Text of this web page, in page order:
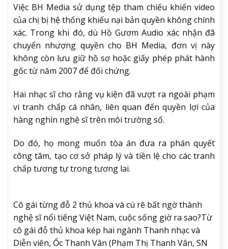
Việc BH Media sử dụng tệp tham chiếu khiến video
của chị bị hệ thống khiếu nại bản quyền không chính
xác. Trong khi đó, dù Hồ Gươm Audio xác nhận đã
chuyển nhượng quyền cho BH Media, đơn vị này
không còn lưu giữ hồ sơ hoặc giấy phép phát hành
gốc từ năm 2007 để đối chứng.
Hai nhạc sĩ cho rằng vụ kiện đã vượt ra ngoài phạm
vi tranh chấp cá nhân, liên quan đến quyền lợi của
hàng nghìn nghệ sĩ trên môi trường số.
Do đó, họ mong muốn tòa án đưa ra phán quyết
công tâm, tạo cơ sở pháp lý và tiền lệ cho các tranh
chấp tương tự trong tương lai.
Cô gái từng đỗ 2 thủ khoa và cú rẽ bất ngờ thành
nghệ sĩ nổi tiếng Việt Nam, cuộc sống giờ ra sao?Từ
cô gái đỗ thủ khoa kép hai ngành Thanh nhạc và
Diễn viên, Ốc Thanh Vân (Phạm Thị Thanh Vân, SN